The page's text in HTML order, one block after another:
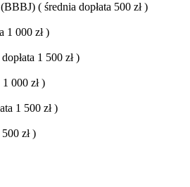
( średnia dopłata 500 zł)
1 000 zł)
1 500 zł)
1 000 zł)
1 500 zł)
zł)